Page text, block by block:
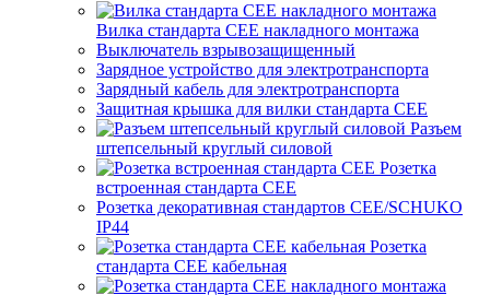
Вилка стандарта CEE накладного монтажа
Выключатель взрывозащищенный
Зарядное устройство для электротранспорта
Зарядный кабель для электротранспорта
Защитная крышка для вилки стандарта CEE
Разъем
штепсельный круглый силовой
Розетка
встроенная стандарта CEE
Розетка декоративная стандартов CEE/SCHUKO
IP44
Розетка
стандарта СЕЕ кабельная